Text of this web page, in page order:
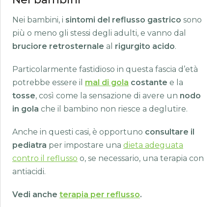
Nei bambini, i sintomi del reflusso gastrico sono
più o meno gli stessi degli adulti, e vanno dal
bruciore retrosternale al rigurgito acido.
Particolarmente fastidioso in questa fascia d’età
potrebbe essere il mal di gola costante e la
tosse, così come la sensazione di avere un nodo
in gola che il bambino non riesce a deglutire.
Anche in questi casi, è opportuno consultare il
pediatra per impostare una dieta adeguata
contro il reflusso o, se necessario, una terapia con
antiacidi.
Vedi anche terapia per reflusso.